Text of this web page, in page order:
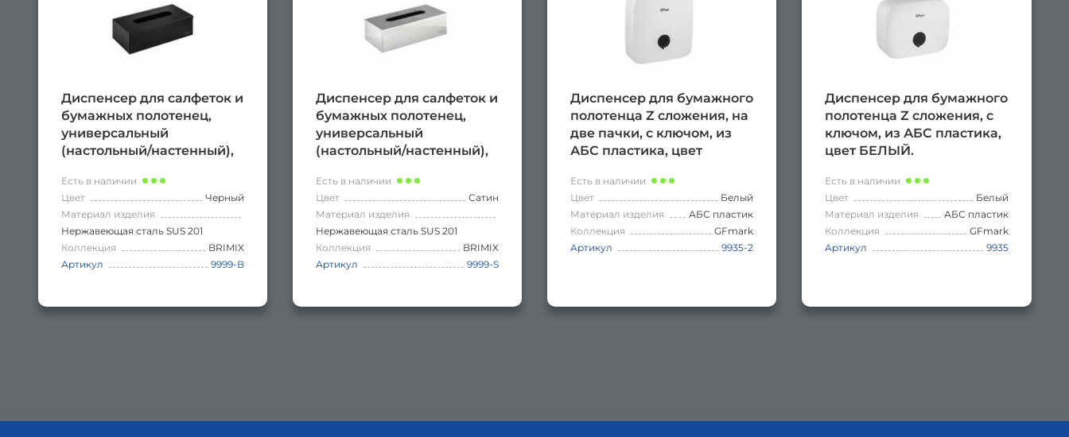
Диспенсер для салфеток и
бумажных полотенец,
универсальный
(настольный/настенный),
цвет ЧЁРНЫЙ.
Есть в наличии
Цвет
Черный
Материал изделия
Нержавеющая сталь SUS 201
Коллекция
BRIMIX
Артикул
9999-B
Диспенсер для салфеток и
бумажных полотенец,
универсальный
(настольный/настенный),
цвет САТИН.
Есть в наличии
Цвет
Сатин
Материал изделия
Нержавеющая сталь SUS 201
Коллекция
BRIMIX
Артикул
9999-S
Диспенсер для бумажного
полотенца Z сложения, на
две пачки, с ключом, из
АБС пластика, цвет
Есть в наличии
Цвет
Белый
Материал изделия
АБС пластик
Коллекция
GFmark
Артикул
9935-2
Диспенсер для бумажного
полотенца Z сложения, с
ключом, из АБС пластика,
цвет БЕЛЫЙ.
Есть в наличии
Цвет
Белый
Материал изделия
АБС пластик
Коллекция
GFmark
Артикул
9935